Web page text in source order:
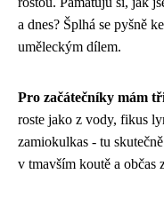
a dnes? Šplhá se pyšně
uměleckým dílem.
Pro začátečníky mám
roste jako z vody, fikus
zamiokulkas - tu
v tmavším koutě a občas